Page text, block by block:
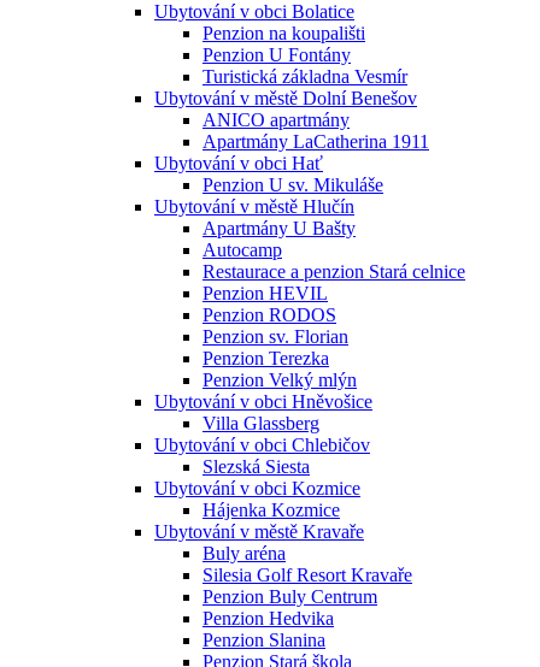
Ubytování v obci Bolatice
Penzion na koupališti
Penzion U Fontány
Turistická základna Vesmír
Ubytování v městě Dolní Benešov
ANICO apartmány
Apartmány LaCatherina 1911
Ubytování v obci Hať
Penzion U sv. Mikuláše
Ubytování v městě Hlučín
Apartmány U Bašty
Autocamp
Restaurace a penzion Stará celnice
Penzion HEVIL
Penzion RODOS
Penzion sv. Florian
Penzion Terezka
Penzion Velký mlýn
Ubytování v obci Hněvošice
Villa Glassberg
Ubytování v obci Chlebičov
Slezská Siesta
Ubytování v obci Kozmice
Hájenka Kozmice
Ubytování v městě Kravaře
Buly aréna
Silesia Golf Resort Kravaře
Penzion Buly Centrum
Penzion Hedvika
Penzion Slanina
Penzion Stará škola